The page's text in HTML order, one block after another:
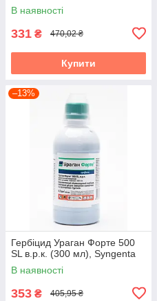
В наявності
331 ₴ 470,02 ₴
Купити
–13%
Гербіцид Ураган Форте 500
SL в.р.к. (300 мл), Syngenta
В наявності
353 ₴ 405,95 ₴